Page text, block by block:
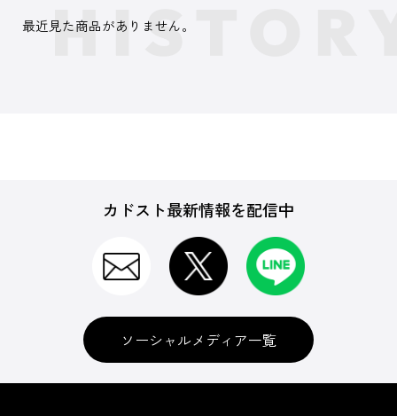
最近見た商品がありません。
カドスト最新情報を配信中
ソーシャルメディア一覧